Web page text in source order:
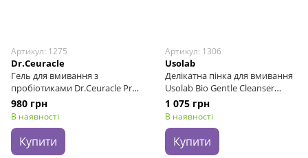
Артикул: 1275
Dr.Ceuracle
Гель для вмивання з
пробіотиками Dr.Ceuracle Pro
Balance Soothing Cleansing
Foam, 150 мл
980 грн
В наявності
Купити
Артикул: 1306
Usolab
Делікатна пінка для вмивання
Usolab Bio Gentle Cleanser
Foam, 150 мл
1 075 грн
В наявності
Купити